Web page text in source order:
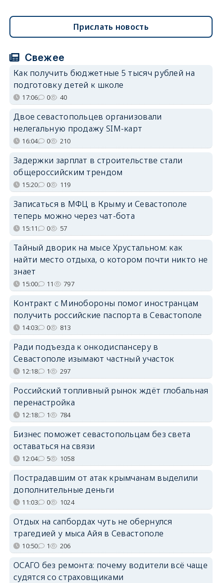
Прислать новость
Свежее
Как получить бюджетные 5 тысяч рублей на
подготовку детей к школе
17:06 0 40
Двое севастопольцев организовали
нелегальную продажу SIM-карт
16:04 0 210
Задержки зарплат в строительстве стали
общероссийским трендом
15:20 0 119
Записаться в МФЦ в Крыму и Севастополе
теперь можно через чат-бота
15:11 0 57
Тайный дворик на мысе Хрустальном: как
найти место отдыха, о котором почти никто не
знает
15:00 11 797
Контракт с Минобороны помог иностранцам
получить российские паспорта в Севастополе
14:03 0 813
Ради подъезда к онкодиспансеру в
Севастополе изымают частный участок
12:18 1 297
Российский топливный рынок ждёт глобальная
перенастройка
12:18 1 784
Бизнес поможет севастопольцам без света
оставаться на связи
12:04 5 1058
Пострадавшим от атак крымчанам выделили
дополнительные деньги
11:03 0 1024
Отдых на сапбордах чуть не обернулся
трагедией у мыса Айя в Севастополе
10:50 1 206
ОСАГО без ремонта: почему водители всё чаще
судятся со страховщиками